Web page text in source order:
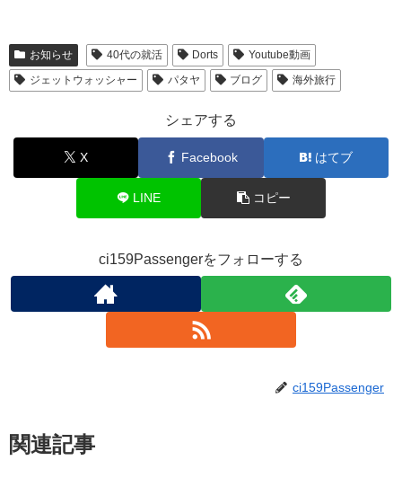
お知らせ 40代の就活 Dorts
Youtube動画
ジェットウォッシャー
パタヤ ブログ 海外旅行
シェアする
X Facebook はてブ
LINE コピー
ci159Passengerをフォローする
ci159Passenger
関連記事